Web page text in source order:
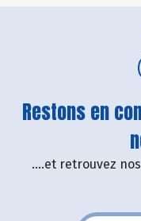
Restons en
....et retrouvez